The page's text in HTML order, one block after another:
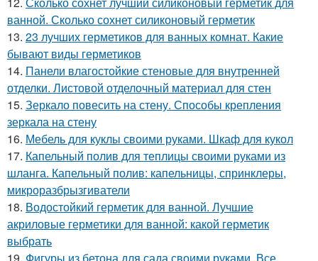
ванной. Сколько сохнет силиконовый герметик
13. 23 лучших герметиков для ванных комнат. Какие
бывают виды герметиков
14. Панели влагостойкие стеновые для внутренней
отделки. Листовой отделочный материал для стен
15. Зеркало повесить на стену. Способы крепления
зеркала на стену
16. Мебель для куклы своими руками. Шкаф для кукол
17. Капельный полив для теплицы своими руками из
шланга. Капельный полив: капельницы, спринклеры,
микроразбрызгиватели
18. Водостойкий герметик для ванной. Лучшие
акриловые герметики для ванной: какой герметик
выбрать